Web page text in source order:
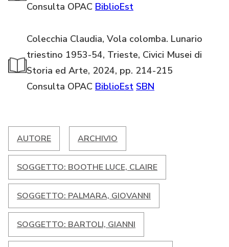
Consulta OPAC BiblioEst
Colecchia Claudia, Vola colomba. Lunario
triestino 1953-54, Trieste, Civici Musei di
Storia ed Arte, 2024, pp. 214-215
Consulta OPAC BiblioEst SBN
AUTORE ARCHIVIO
SOGGETTO: BOOTHE LUCE, CLAIRE
SOGGETTO: PALMARA, GIOVANNI
SOGGETTO: BARTOLI, GIANNI